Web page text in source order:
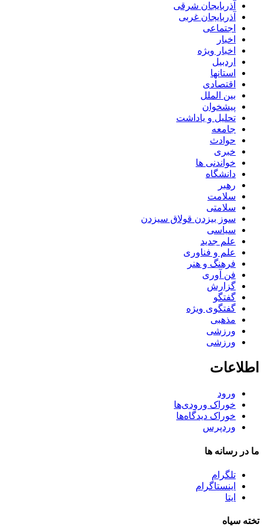
آذربایجان شرقی
آذربایجان غربی
اجتماعی
اخبار
اخبار ویژه
اردبیل
استانها
اقتصادی
بین الملل
پیشخوان
تحلیل و یاداشت
جامعه
حوادث
خبری
خواندنی ها
دانشگاه
رهبر
سلامت
سلامتی
سوز بیزدن قولاق سیزدن
سیاسی
علم جدید
علم و فناوری
فرهنگ و هنر
فن آوری
گزارش
گفتگو
گفتگوی ویژه
مذهبی
ورزشی
ورزشی
اطلاعات
ورود
خوراک ورودی‌ها
خوراک دیدگاه‌ها
وردپرس
ما در رسانه ها
تلگرام
اینستاگرام
ایتا
تخته سیاه